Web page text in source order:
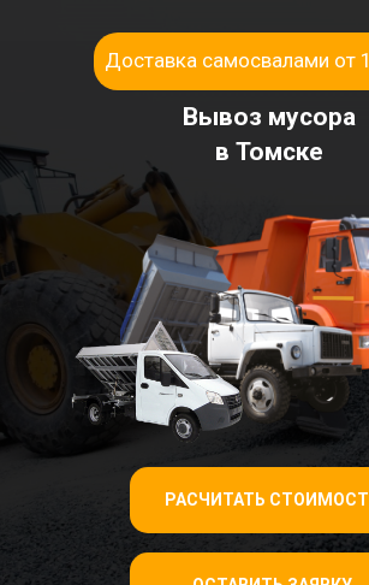
Вывоз мусора
в Томске
Доставка самосвалами от
РАСЧИТАТЬ